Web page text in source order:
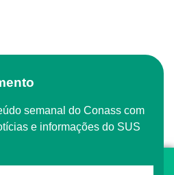
e informações do SUS